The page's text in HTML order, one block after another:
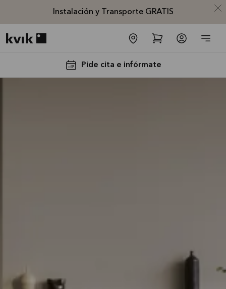
Instalación y Transporte GRATIS
Pide cita e infórmate